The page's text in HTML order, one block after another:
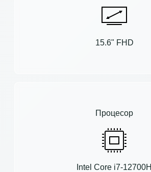
15.6" FHD
Процесор
Intel Core i7-12700H